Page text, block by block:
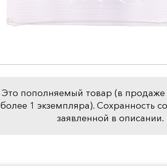
Это пополняемый товар (в
более 1 экземпляра). Сохранность
заявленной в описании.